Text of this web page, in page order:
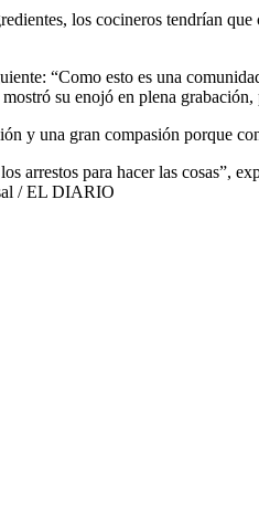
los cocineros tendrían
“Como esto es una
su enojó en plena
y una gran compasión porque
arrestos para hacer las cosas”,
/ EL DIARIO